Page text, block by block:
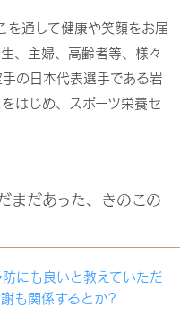
通して健康や笑顔をお届
、主婦、高齢者等、様々
の日本代表選手である岩
はじめ、スポーツ栄養セ
まだあった、きのこの
にも良いと教えていただ
も関係するとか?